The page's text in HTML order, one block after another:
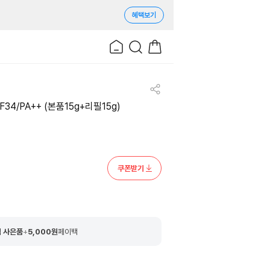
혜택보기
PA++ (본품15g+리필15g)
쿠폰받기
사은품+5,000원페이백